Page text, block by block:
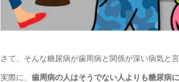
さて、そんな糖尿病が歯周病と関係が深い病気と
実際に、 歯周病の人はそうでない人よりも糖尿病